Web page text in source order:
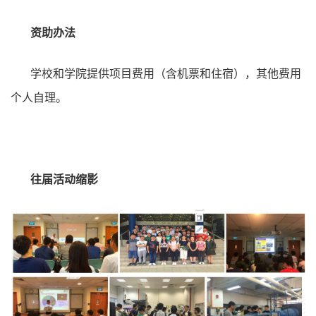
资助办法
学校和学院提供项目费用（含机票和住宿），其他费用
个人自理。
往届活动缩影